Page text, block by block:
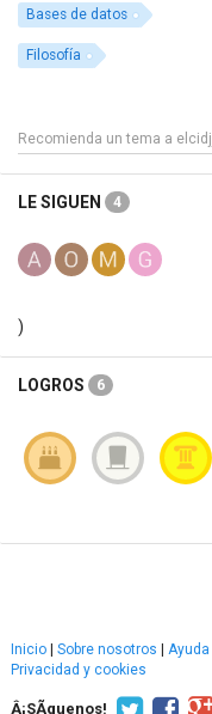
Bases de datos
Filosofía
LE SIGUEN 4
)
LOGROS 6
Inicio | Sobre nosotros | Ayuda
Privacidad y cookies
Â¡SÃ­guenos!